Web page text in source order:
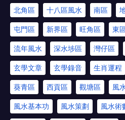
北角區 十八區風水 南區
屯門區 新界區 旺角區 東
流年風水 深水埗區 灣仔區
玄學文章 玄學錄音 生肖運程
葵青區 西貢區 觀塘區 風
風水基本功 風水策劃 風水術